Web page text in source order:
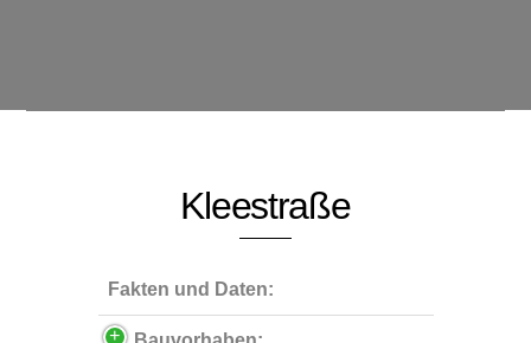
Kleestraße
Fakten und Daten: